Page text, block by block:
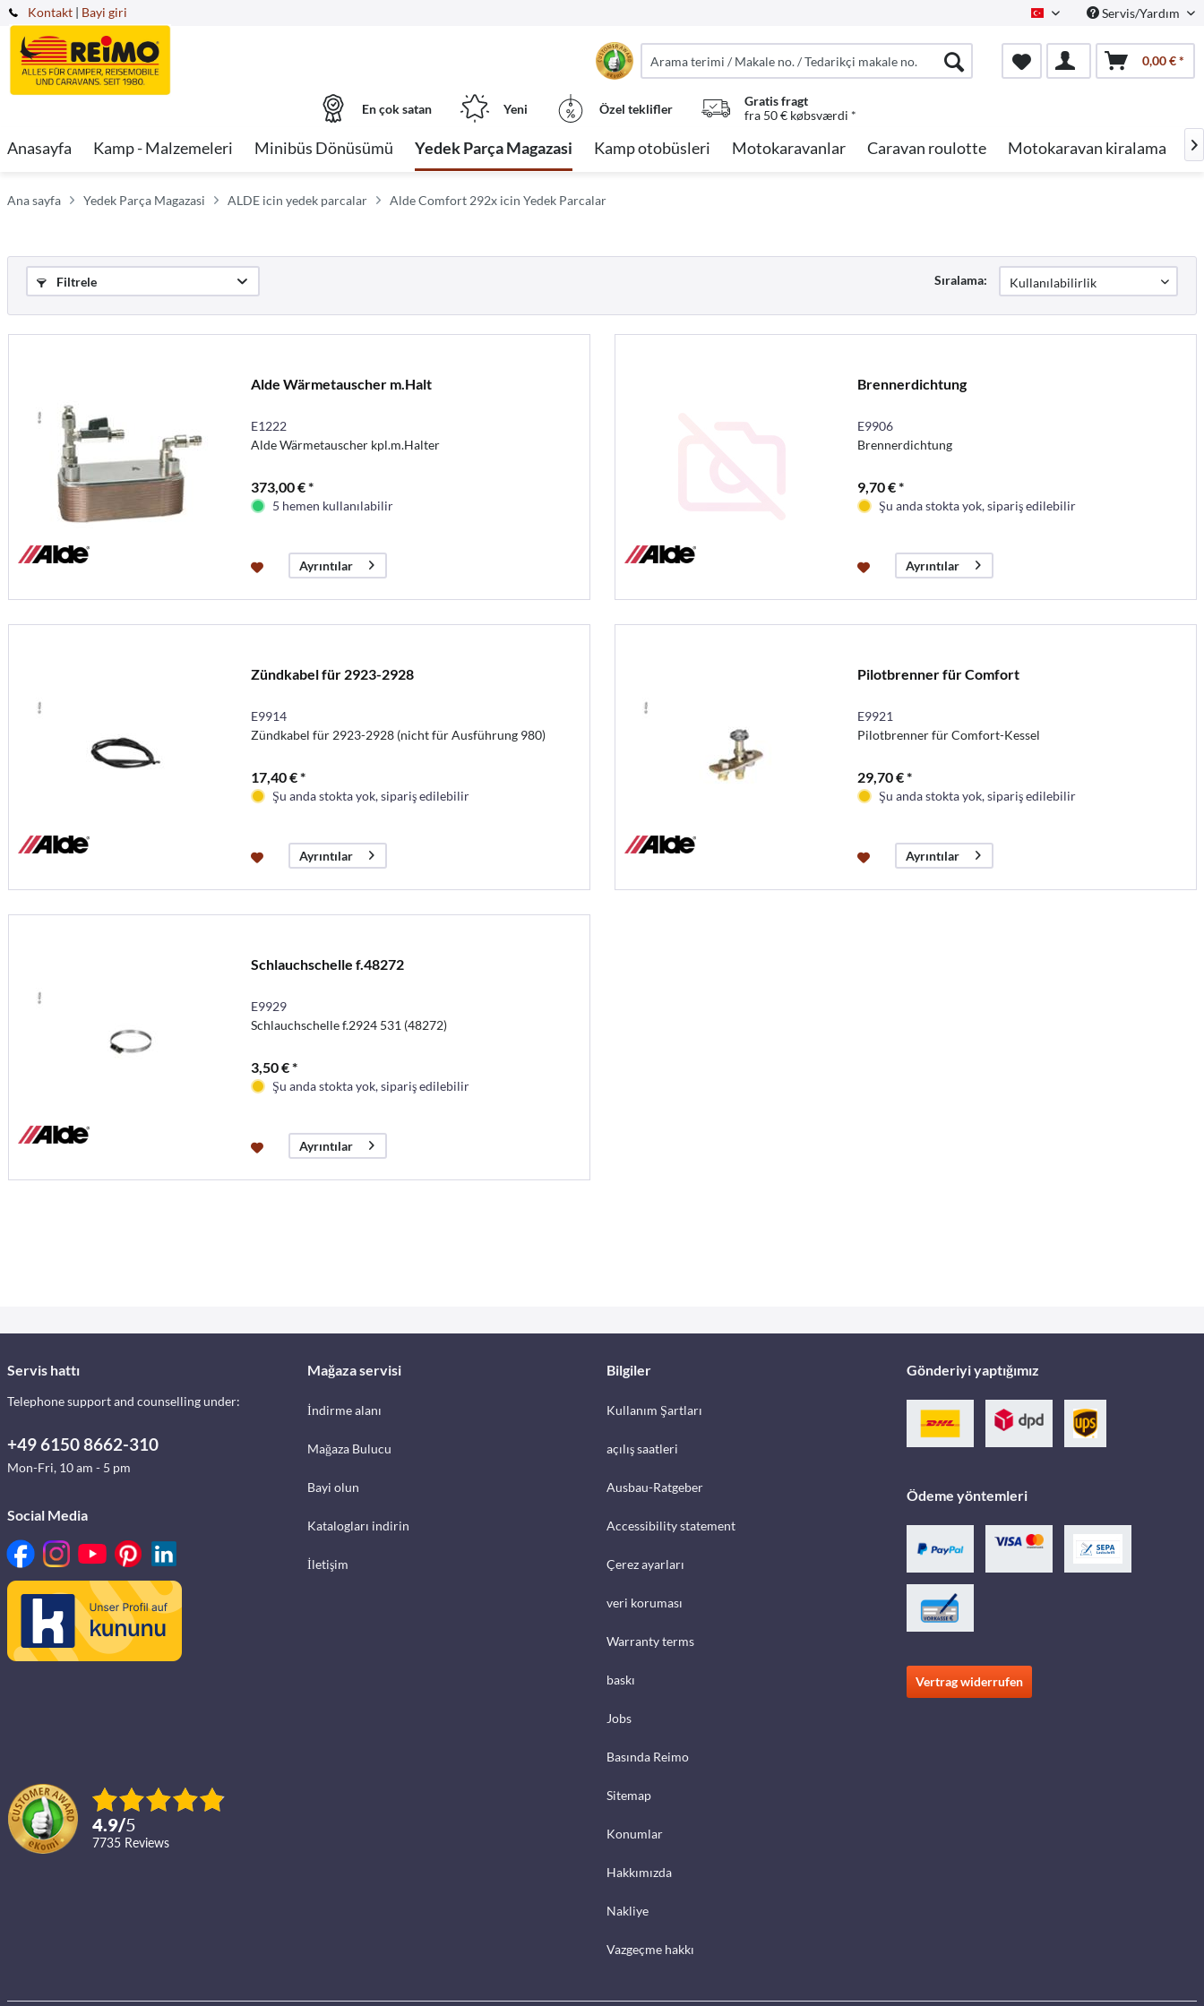
Kontakt Turkish Servis/Yardım
| Bayi giri
0,00 € *
En çok satan Yeni Özel teklifler
Gratis fragt
fra 50 € købsværdi *
Anasayfa Kamp - Malzemeleri Minibüs Dönüsümü Yedek Parça Magazasi Kamp otobüsleri Motokaravanlar Caravan roulotte Motokaravan kiralama 
Ana sayfa Yedek Parça Magazasi ALDE icin yedek parcalar Alde Comfort 292x icin Yedek Parcalar
Filtrele Sıralama:
Alde Wärmetauscher m.Halt
E1222
Alde Wärmetauscher kpl.m.Halter
373,00 € *
5 hemen kullanılabilir
Ayrıntılar
Brennerdichtung
E9906
Brennerdichtung
9,70 € *
Şu anda stokta yok, sipariş edilebilir
Ayrıntılar
Zündkabel für 2923-2928
E9914
Zündkabel für 2923-2928 (nicht für Ausführung 980)
17,40 € *
Şu anda stokta yok, sipariş edilebilir
Ayrıntılar
Pilotbrenner für Comfort
E9921
Pilotbrenner für Comfort-Kessel
29,70 € *
Şu anda stokta yok, sipariş edilebilir
Ayrıntılar
Schlauchschelle f.48272
E9929
Schlauchschelle f.2924 531 (48272)
3,50 € *
Şu anda stokta yok, sipariş edilebilir
Ayrıntılar
Servis hattı
Telephone support and counselling under:
+49 6150 8662-310
Mon-Fri, 10 am - 5 pm
Social Media
4.9/5
7735 reviews
Mağaza servisi
İndirme alanı
Mağaza Bulucu
Bayi olun
Katalogları indirin
İletişim
Bilgiler
Kullanım Şartları
açılış saatleri
Ausbau-Ratgeber
Accessibility statement
Çerez ayarları
veri koruması
Warranty terms
baskı
Jobs
Basında Reimo
Sitemap
Konumlar
Hakkımızda
Nakliye
Vazgeçme hakkı
Gönderiyi yaptığımız
Ödeme yöntemleri
Vertrag widerrufen